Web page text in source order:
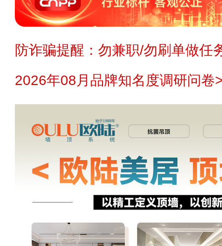
防诈骗提醒：勿兼职/勿刷单做任
2026年08月品牌知名度调研问卷